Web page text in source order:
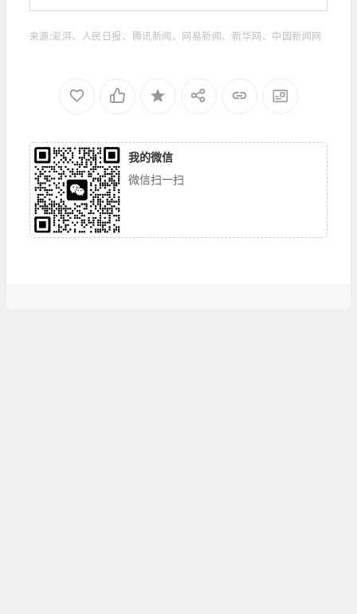
来源:澎湃、人民日报、腾讯新闻、网易新闻、新华网、中国新闻网
我的微信
微信扫一扫